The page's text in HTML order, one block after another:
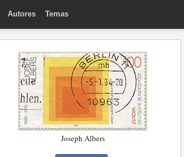
Autores Temas
Joseph Albers